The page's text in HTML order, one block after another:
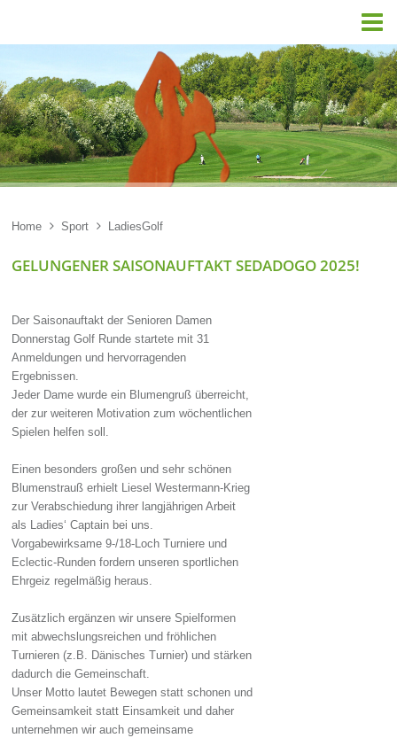

Home  Sport  LadiesGolf
GELUNGENER SAISONAUFTAKT SEDADOGO 2025!
Der Saisonauftakt der Senioren Damen
Donnerstag Golf Runde startete mit 31
Anmeldungen und hervorragenden
Ergebnissen.
Jeder Dame wurde ein Blumengruß überreicht,
der zur weiteren Motivation zum wöchentlichen
Spielen helfen soll.
Einen besonders großen und sehr schönen
Blumenstrauß erhielt Liesel Westermann-Krieg
zur Verabschiedung ihrer langjährigen Arbeit
als Ladies‘ Captain bei uns.
Vorgabewirksame 9-/18-Loch Turniere und
Eclectic-Runden fordern unseren sportlichen
Ehrgeiz regelmäßig heraus.
Zusätzlich ergänzen wir unsere Spielformen
mit abwechslungsreichen und fröhlichen
Turnieren (z.B. Dänisches Turnier) und stärken
dadurch die Gemeinschaft.
Unser Motto lautet Bewegen statt schonen und
Gemeinsamkeit statt Einsamkeit und daher
unternehmen wir auch gemeinsame